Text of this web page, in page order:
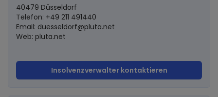
40479 Düsseldorf
Telefon: +49 211 491440
Email: duesseldorf@pluta.net
Web: pluta.net
Insolvenzverwalter kontaktieren